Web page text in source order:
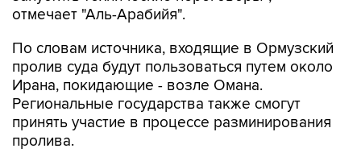
отмечает "Аль-Арабийя".
По словам источника, входящие в Ормузский
пролив суда будут пользоваться путем около
Ирана, покидающие - возле Омана.
Региональные государства также смогут
принять участие в процессе разминирования
пролива.